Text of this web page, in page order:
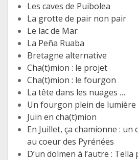
Les caves de Puibolea
La grotte de pair non pair
Le lac de Mar
La Peña Ruaba
Bretagne alternative
Cha(t)mion : le projet
Cha(t)mion : le fourgon
La tête dans les nuages …
Un fourgon plein de lumière
Juin en cha(t)mion
En Juillet, ça chamionne :
au coeur des Pyrénées
D’un dolmen à l’autre : Tella